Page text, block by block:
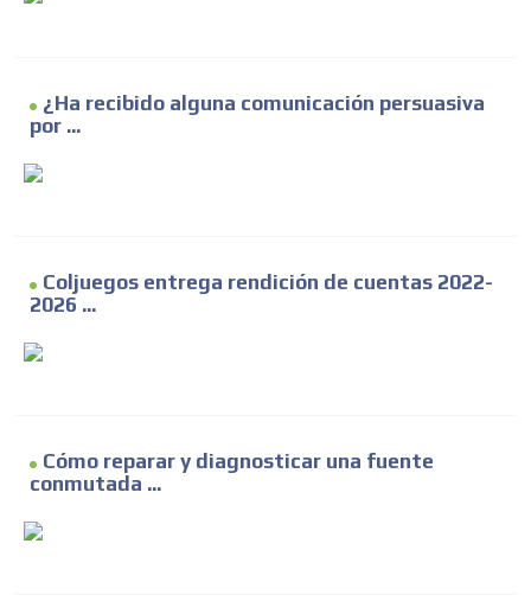
¿Ha recibido alguna comunicación persuasiva
por ...
Coljuegos entrega rendición de cuentas 2022-
2026 ...
Cómo reparar y diagnosticar una fuente
conmutada ...